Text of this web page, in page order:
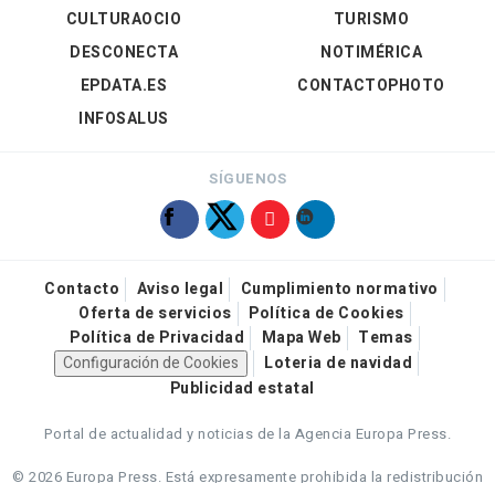
CULTURAOCIO
DESCONECTA
EPDATA.ES
INFOSALUS
TURISMO
NOTIMÉRICA
CONTACTOPHOTO
SÍGUENOS
Contacto Aviso legal
Cumplimiento normativo
Oferta de servicios
Política de Cookies
Política de Privacidad
Mapa Web
Temas
Configuración de Cookies
Loteria de navidad
Publicidad estatal
Portal de actualidad y noticias de la Agencia Europa Press.
© 2026 Europa Press. Está expresamente prohibida la redistribución